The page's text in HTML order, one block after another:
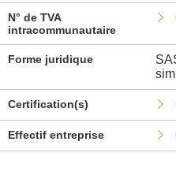
N° de TVA
intracommunautaire
Forme juridique
Certification(s)
Effectif entreprise